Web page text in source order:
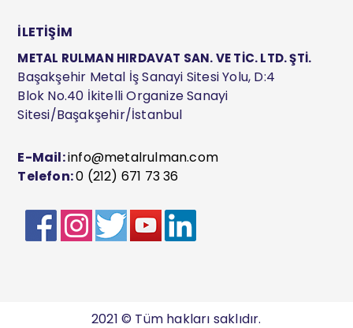
İLETİŞİM
METAL RULMAN HIRDAVAT SAN. VE TİC. LTD. ŞTİ.
Başakşehir Metal İş Sanayi Sitesi Yolu, D:4
Blok No.40 İkitelli Organize Sanayi
Sitesi/Başakşehir/İstanbul
E-Mail:info@metalrulman.com
Telefon:0 (212) 671 73 36
2021 © Tüm hakları saklıdır.